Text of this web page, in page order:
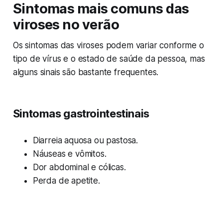
Sintomas mais comuns das
viroses no verão
Os sintomas das viroses podem variar conforme o
tipo de vírus e o estado de saúde da pessoa, mas
alguns sinais são bastante frequentes.
Sintomas gastrointestinais
Diarreia aquosa ou pastosa.
Náuseas e vômitos.
Dor abdominal e cólicas.
Perda de apetite.